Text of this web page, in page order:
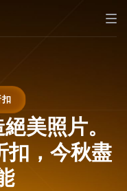
美照片。
扣，今秋盡